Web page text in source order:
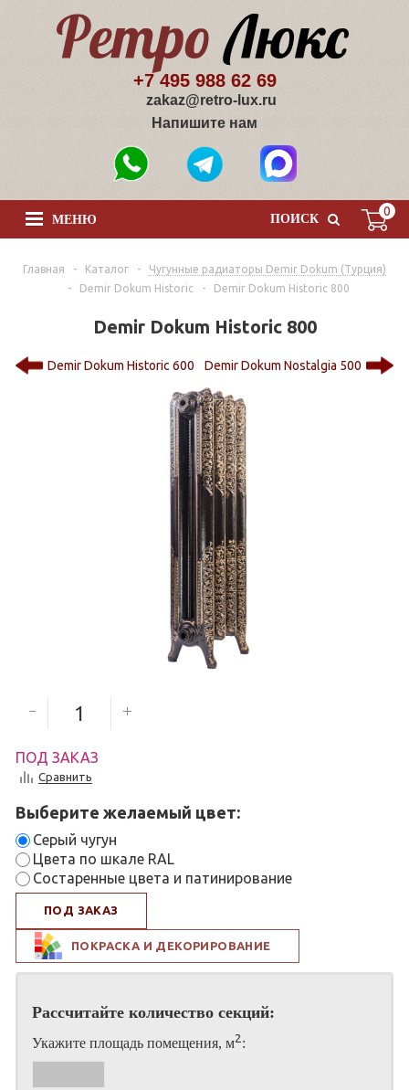
+7 495 988 62 69
zakaz@retro-lux.ru
Напишите нам
0
ПОИСК
МЕНЮ
Главная - Каталог -
Чугунные радиаторы Demir Dokum (Турция)
-
Demir Dokum Historic - Demir Dokum Historic 800
Demir Dokum Historic 800
Demir Dokum Historic 600 Demir Dokum Nostalgia 500
ПОД ЗАКАЗ
Сравнить
Выберите желаемый цвет:
Серый чугун
Цвета по шкале RAL
Состаренные цвета и патинирование
ПОД ЗАКАЗ
ПОКРАСКА И ДЕКОРИРОВАНИЕ
Рассчитайте количество секций:
Укажите площадь помещения, м2 :